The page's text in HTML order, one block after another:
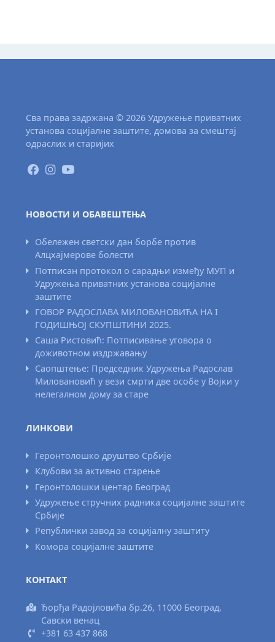
Сва права задржана © 2026 Удружење приватних
установа социјалне заштите, домова за смештај
одраслих и старијих
НОВОСТИ И ОБАВЕШТЕЊА
Обележен светски дан борбе против
Алцхајмерове болести
Потписан протокол о сарадњи између МУП и
Удружења приватних установа социјалне
заштите
ГОВОР РАДОСЛАВА МИЛОВАНОВИЋА НА I
ГОДИШЊОЈ СКУПШТИНИ 2025.
Саша Ристовић: Потписивање уговора о
доживотном издржавању
Саопштење: Председник Удружења Радослав
Миловановић у вези смрти две особе у Војки у
нелегалном дому за старе
ЛИНКОВИ
Геронтолошко друштво Србије
Клубови за активно старење
Геронтолошки центар Београд
Удружење стручних радника социјалне заштите
Србије
Републички завод за социјалну заштиту
Комора социјалне заштите
КОНТАКТ
Ђорђа Радојловића бр.26, 11000 Београд,
Савски венац
+381 63 437 868